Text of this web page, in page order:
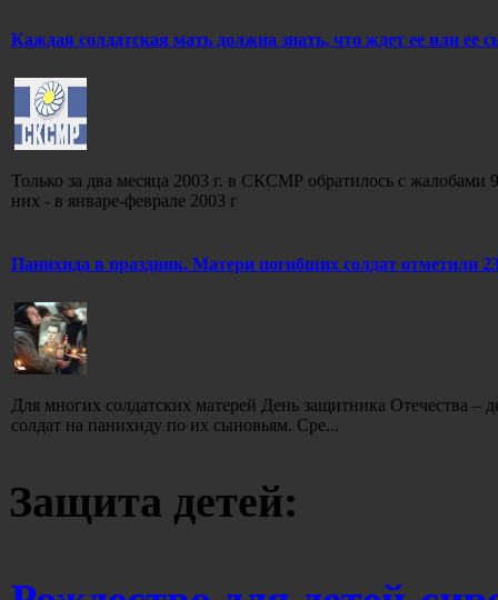
Каждая солдатская мать должна знать, что ждет ее или ее
Только за два месяца 2003 г. в СКСМР обратилось с
них - в январе-феврале 2003 г
Панихида в праздник. Матери погибших солдат отметили
Для многих солдатских матерей День защитника Отечества
солдат на панихиду по их сыновьям. Сре...
Защита детей: